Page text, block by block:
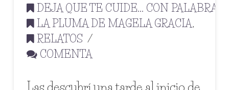
DEJA QUE TE CUIDE... CON PALABRAS
LA PLUMA DE MAGELA GRACIA,
RELATOS
COMENTA